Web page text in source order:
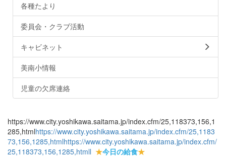
各種たより
委員会・クラブ活動
キャビネット
美南小情報
児童の欠席連絡
https://www.city.yoshikawa.saitama.jp/index.cfm/25,118373,156,1
285,htmlhttps://www.city.yoshikawa.saitama.jp/index.cfm/25,1183
73,156,1285,htmlhttps://www.city.yoshikawa.saitama.jp/index.cfm/
25,118373,156,1285,htmll ★今日の給食★